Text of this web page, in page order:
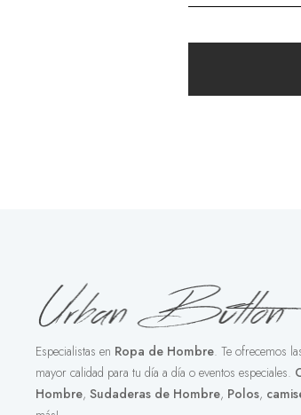
Especialistas en Ropa de Hombre. Te ofrecemos
mayor calidad para tu día a día o eventos especiales.
Hombre, Sudaderas de Hombre, Polos,